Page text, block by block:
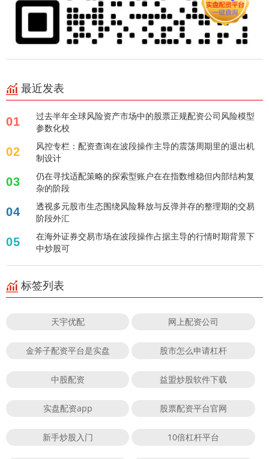
最近发表
01
过去半年全球风险资产市场中的股票正规配资公司风险模型
参数化校
02
风控专栏：配资查询在波段操作主导的震荡周期里的退出机
制设计
03
仍在寻找适配策略的探索型账户在在指数维稳但内部结构复
杂的阶段
04
透视多元股市生态围绕风险释放与反弹并存的整理期的交易
阶段外汇
05
在海外证券交易市场在波段操作占据主导的行情时期背景下
中炒股可
标签列表
天宇优配 网上配资公司
金斧子配资平台是实盘 股市怎么申请杠杆
中股配资 益盟炒股软件下载
实盘配资app 股票配资平台官网
新手炒股入门 10倍杠杆平台